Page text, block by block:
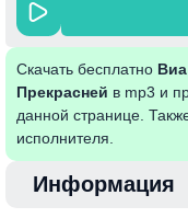
Скачать бесплатно
Прекрасней в mp3 и
данной странице.
исполнителя.
Информация